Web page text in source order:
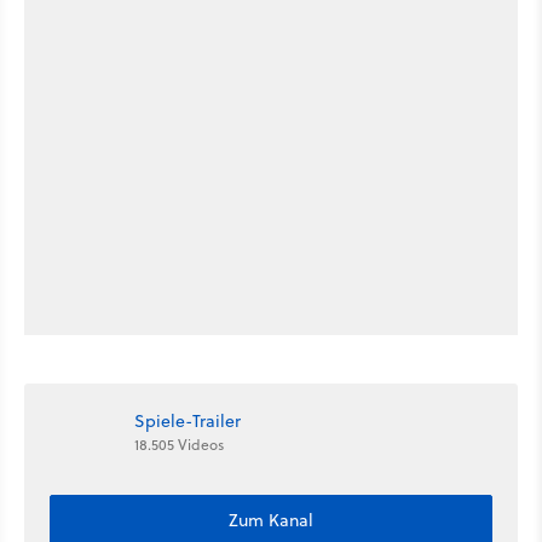
Spiele-Trailer
18.505 Videos
Zum Kanal